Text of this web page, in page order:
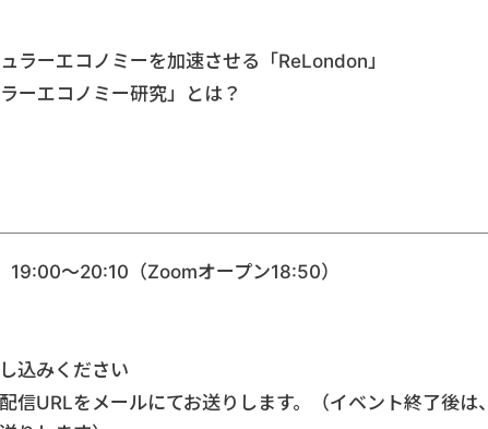
ラーエコノミーを加速させる「ReLondon」
ーエコノミー研究」とは？
19:00〜20:10（Zoomオープン18:50）
込みください
信URLをメールにてお送りします。（イベント終了後は